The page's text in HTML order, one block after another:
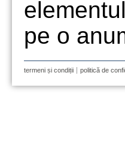
pe o
termeni și condiții politică de